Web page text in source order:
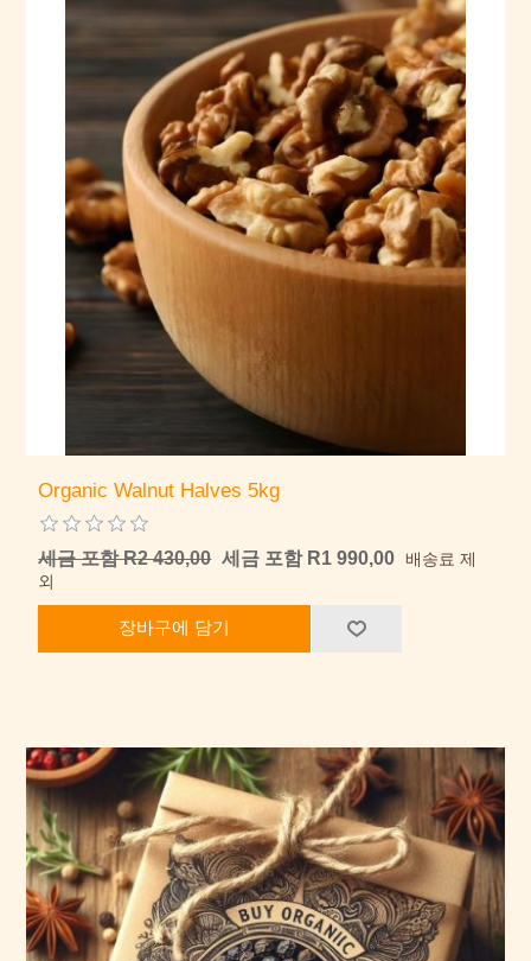
Organic Walnut Halves 5kg
세금 포함 R2 430,00 세금 포함 R1 990,00 배송료 제
외
장바구에 담기